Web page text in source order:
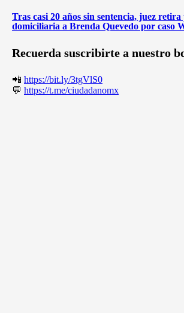
Tras casi 20 años sin sentencia, juez
domiciliaria a Brenda Quevedo por caso
Recuerda suscribirte a nuestro
📲 https://bit.ly/3tgVlS0
💬 https://t.me/ciudadanomx